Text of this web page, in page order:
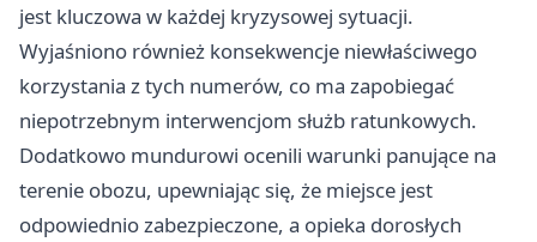
jest kluczowa w każdej kryzysowej sytuacji.
Wyjaśniono również konsekwencje niewłaściwego
korzystania z tych numerów, co ma zapobiegać
niepotrzebnym interwencjom służb ratunkowych.
Dodatkowo mundurowi ocenili warunki panujące na
terenie obozu, upewniając się, że miejsce jest
odpowiednio zabezpieczone, a opieka dorosłych